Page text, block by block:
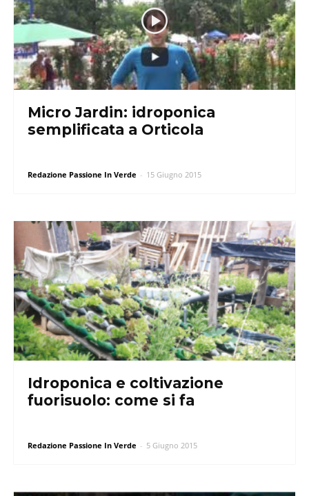
Micro Jardin: idroponica
semplificata a Orticola
Redazione Passione In Verde - 15 Giugno 2015
Idroponica e coltivazione
fuorisuolo: come si fa
Redazione Passione In Verde - 5 Giugno 2015